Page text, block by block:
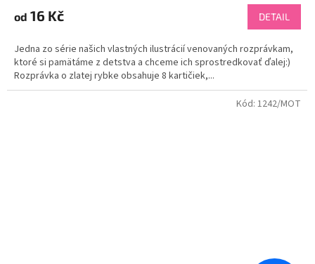
od 16 Kč DETAIL
Jedna zo série našich vlastných ilustrácií venovaných rozprávkam,
ktoré si pamätáme z detstva a chceme ich sprostredkovať ďalej:)
Rozprávka o zlatej rybke obsahuje 8 kartičiek,...
Kód: 1242/MOT